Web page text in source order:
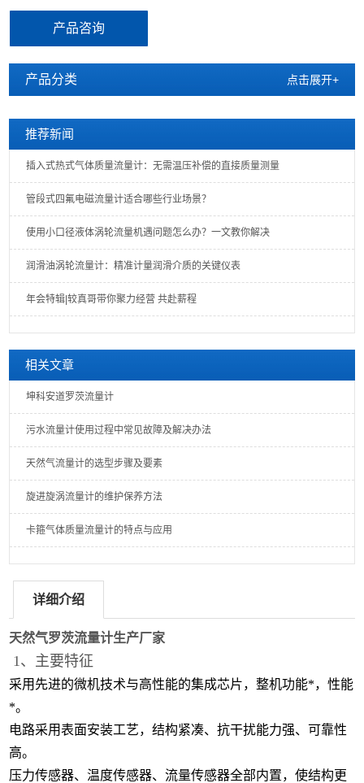
产品咨询
产品分类 点击展开+
推荐新闻
插入式热式气体质量流量计：无需温压补偿的直接质量测量
管段式四氟电磁流量计适合哪些行业场景？
使用小口径液体涡轮流量机遇问题怎么办？一文教你解决
润滑油涡轮流量计：精准计量润滑介质的关键仪表
年会特辑|较真哥带你聚力经营 共赴薪程
相关文章
坤科安道罗茨流量计
污水流量计使用过程中常见故障及解决办法
天然气流量计的选型步骤及要素
旋进旋涡流量计的维护保养方法
卡箍气体质量流量计的特点与应用
详细介绍
天然气罗茨流量计生产厂家
1、主要特征
采用先进的微机技术与高性能的集成芯片，整机功能*，性能
*。
电路采用表面安装工艺，结构紧凑、抗干扰能力强、可靠性
高。
压力传感器、温度传感器、流量传感器全部内置，使结构更